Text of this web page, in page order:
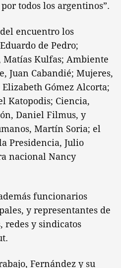
todos los argentinos”.
encuentro los
de Pedro;
Kulfas; Ambiente
Juan Cabandié; Mujeres,
Gómez Alcorta;
Katopodis; Ciencia,
Daniel Filmus, y
Martín Soria; el
Presidencia, Julio
nacional Nancy
funcionarios
y representantes de
redes y sindicatos
Fernández y su